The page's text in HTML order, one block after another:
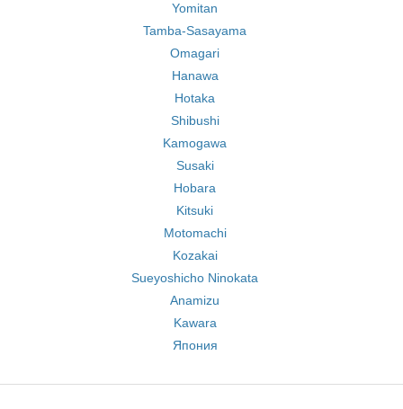
Yomitan
Tamba-Sasayama
Omagari
Hanawa
Hotaka
Shibushi
Kamogawa
Susaki
Hobara
Kitsuki
Motomachi
Kozakai
Sueyoshicho Ninokata
Anamizu
Kawara
Япония